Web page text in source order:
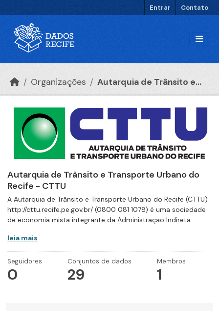
Entrar Contato
Organizações Autarquia de Trânsito e...
Autarquia de Trânsito e Transporte Urbano do
Recife - CTTU
A Autarquia de Trânsito e Transporte Urbano do Recife (CTTU)
http://cttu.recife.pe.gov.br/ (0800 081 1078) é uma sociedade
de economia mista integrante da Administração Indireta...
leia mais
Seguidores
0
Conjuntos de dados
29
Membros
1